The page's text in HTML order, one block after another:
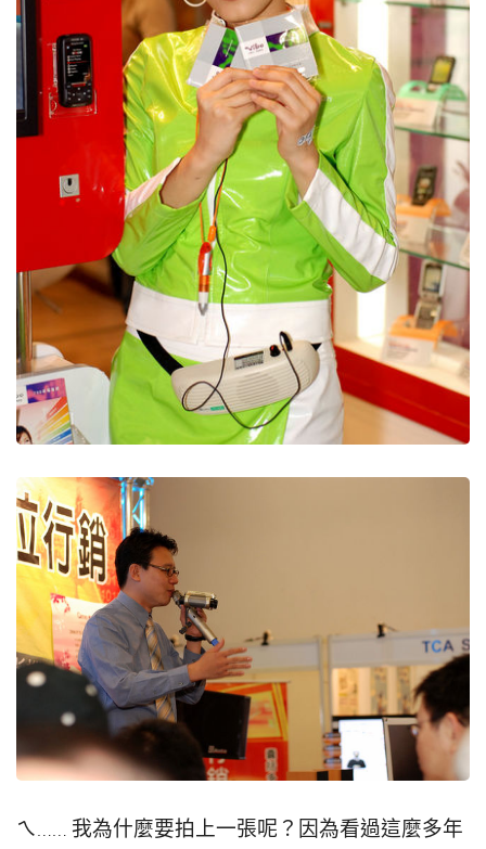
ㄟ…… 我為什麼要拍上一張呢？因為看過這麼多年